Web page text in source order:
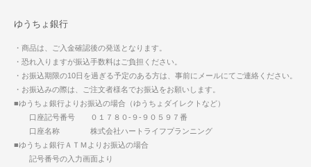
ゆうちょ銀行
・商品は、ご入金確認後の発送となります。
・恐れ入りますが振込手数料はご負担ください。
・お振込期限の10日を過ぎる予定のある方は、事前にメールにてご連絡ください。
・お振込みの際は、ご注文者様名でお振込をお願いします。
■ゆうちょ銀行よりお振込の場合（ゆうちょダイレクトなど）
口座記号番号 ０１７８０-９-９０５９７番
口座名称 株式会社ハートライフプランニング
■ゆうちょ銀行ＡＴＭよりお振込の場合
記号番号の入力画面より